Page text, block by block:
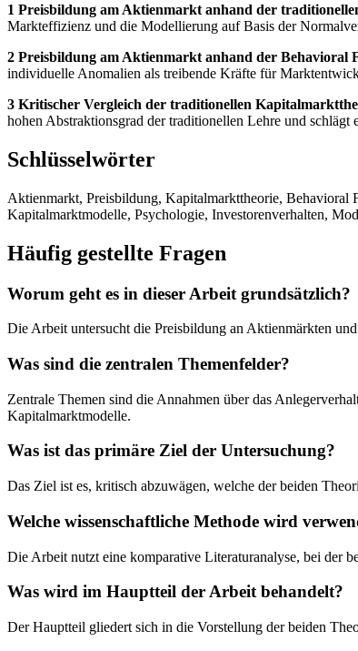
1 Preisbildung am Aktienmarkt anhand der
Markteffizienz und die Modellierung auf Basis der
2 Preisbildung am Aktienmarkt anhand der Behavioral
individuelle Anomalien als treibende Kräfte für
3 Kritischer Vergleich der traditionellen
hohen Abstraktionsgrad der traditionellen Lehre und
Schlüsselwörter
Aktienmarkt, Preisbildung, Kapitalmarkttheorie, Behavioral
Kapitalmarktmodelle, Psychologie, Investorenverhalten,
Häufig gestellte Fragen
Worum geht es in dieser Arbeit grundsätzlich?
Die Arbeit untersucht die Preisbildung an Aktienmärkten
Was sind die zentralen Themenfelder?
Zentrale Themen sind die Annahmen über das
Kapitalmarktmodelle.
Was ist das primäre Ziel der Untersuchung?
Das Ziel ist es, kritisch abzuwägen, welche der beiden
Welche wissenschaftliche Methode wird
Die Arbeit nutzt eine komparative Literaturanalyse, bei der
Was wird im Hauptteil der Arbeit behandelt?
Der Hauptteil gliedert sich in die Vorstellung der beiden